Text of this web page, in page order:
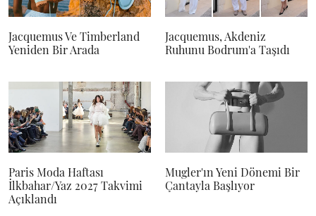
Jacquemus Ve Timberland
Yeniden Bir Arada
Jacquemus, Akdeniz
Ruhunu Bodrum'a Taşıdı
Paris Moda Haftası
İlkbahar/Yaz 2027 Takvimi
Açıklandı
Mugler'ın Yeni Dönemi Bir
Çantayla Başlıyor